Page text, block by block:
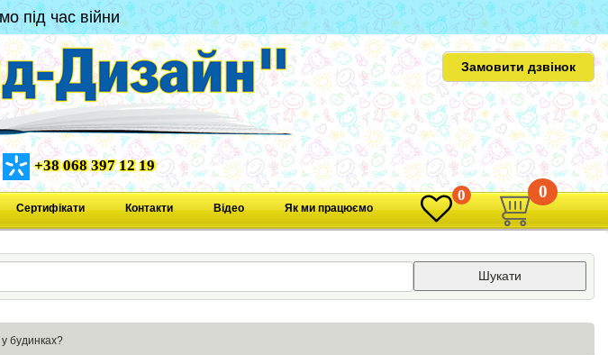
під час війни
Замовити дзвінок
+38 068 397 12 19
Сертифікати Контакти Відео Як ми працюємо
0 0
Шукати
будинках?